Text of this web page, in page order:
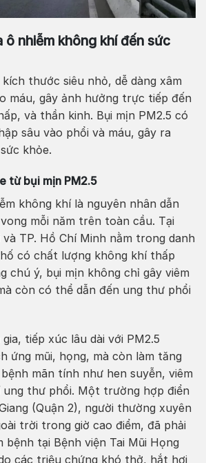
nhiễm không khí đến sức
kích thước siêu nhỏ, dễ dàng xâm
máu, gây ảnh hưởng trực tiếp đến
và thần kinh. Bụi mịn PM2.5 có
sâu vào phổi và máu, gây ra
khỏe.
từ bụi mịn PM2.5
không khí là nguyên nhân dẫn
mỗi năm trên toàn cầu. Tại
TP. Hồ Chí Minh nằm trong danh
có chất lượng không khí thấp
chú ý, bụi mịn không chỉ gây viêm
còn có thể dẫn đến ung thư phổi
tiếp xúc lâu dài với PM2.5
ứng mũi, họng, mà còn làm tăng
mãn tính như hen suyễn, viêm
ung thư phổi. Một trường hợp điển
(Quận 2), người thường xuyên
trời trong giờ cao điểm, đã phải
bệnh tại Bệnh viện Tai Mũi Họng
các triệu chứng khó thở, hắt hơi